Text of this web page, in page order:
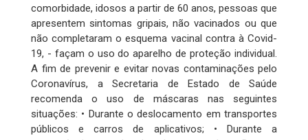
comorbidade, idosos a partir de 60 anos, pessoas que
apresentem sintomas gripais, não vacinados ou que
não completaram o esquema vacinal contra à Covid-
19, - façam o uso do aparelho de proteção individual.
A fim de prevenir e evitar novas contaminações pelo
Coronavírus, a Secretaria de Estado de Saúde
recomenda o uso de máscaras nas seguintes
situações: • Durante o deslocamento em transportes
públicos e carros de aplicativos; • Durante a